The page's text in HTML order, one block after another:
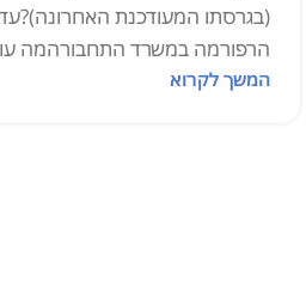
הרפורמה במשרד התחבורהמה
המשך לקרוא